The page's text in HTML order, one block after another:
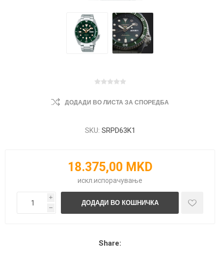
ДОДАДИ ВО ЛИСТА ЗА СПОРЕДБА
SKU: SRPD63K1
18.375,00 MKD
искл. испорачување
i
h
Share: